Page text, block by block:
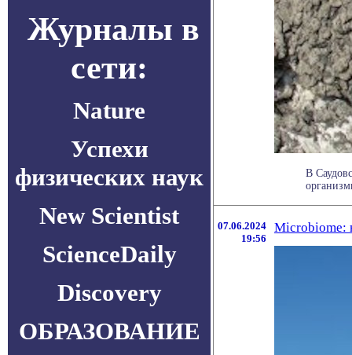
Журналы в
сети:
Nature
Успехи
физических наук
New Scientist
ScienceDaily
Discovery
ОБРАЗОВАНИЕ
В
07.06.2024
19:56
Microbiome: